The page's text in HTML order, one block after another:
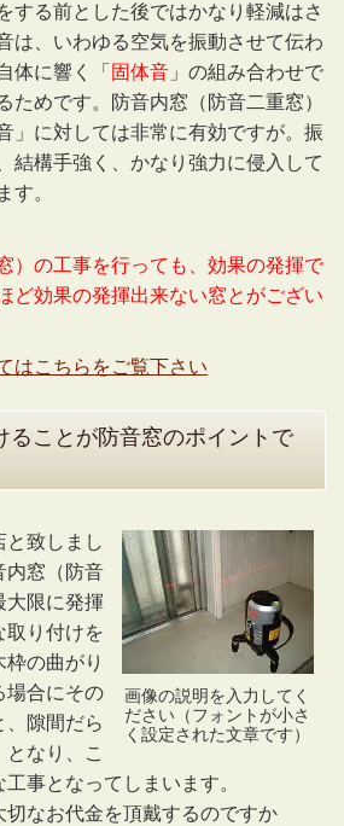
する前とした後ではかなり軽減はさ
は、いわゆる空気を振動させて伝わ
体に響く「 固体音 」の組み合わせで
ためです。防音内窓（防音二重窓）
」に対しては非常に有効ですが。振
結構手強く、かなり強力に侵入して
す。
）の工事を行っても、効果の発揮で
ど効果の発揮出来ない窓とがござい
はこちらをご覧下さい
ることが防音窓のポイントで
画像の説明を入力してく
ださい（フォントが小さ
く設定された文章です）
と致しまし
内窓（防音
大限に発揮
取り付けを
の曲がり
場合にその
、隙間だら
なり、こ
事となってしまいます。
切なお代金を頂戴するのですか